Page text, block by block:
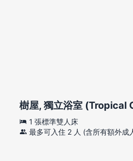
樹屋, 獨立浴室 (Tropical
1 張標準雙人床
最多可入住 2 人 (含所有額外成